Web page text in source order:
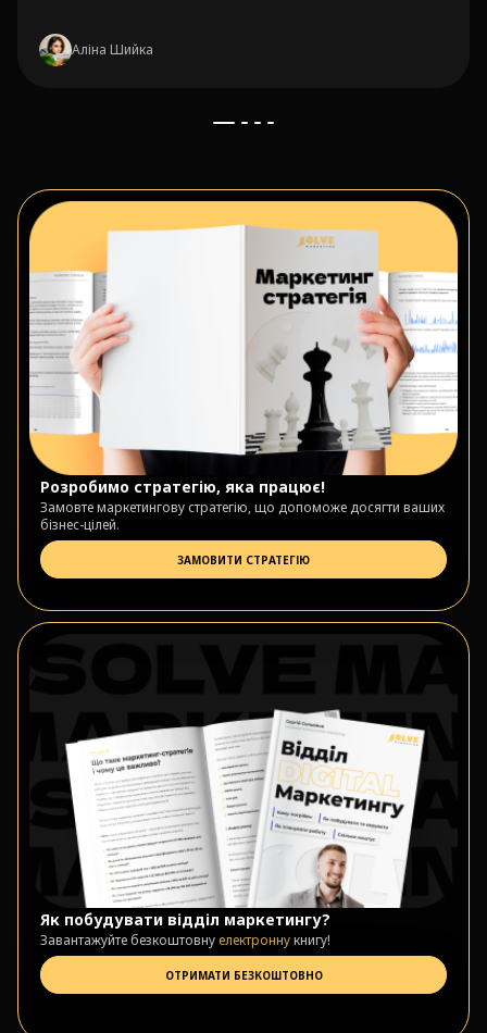
Аліна Шийка
Як побудувати відділ маркетингу?
Завантажуйте безкоштовну електроннукнигу!
ОТРИМАТИ БЕЗКОШТОВНО
Розробимо стратегію, яка працює!
Замовте маркетингову стратегію, що допоможе досягти ваших
бізнес-цілей.
ЗАМОВИТИ СТРАТЕГІЮ